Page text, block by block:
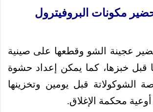
مكونات البروفيترول
عجينة الشو وقطعها على صينية
قبل خبزها، كما يمكن إعداد حشوة
الشوكولاتة قبل يومين وتخزينها
محكمة الإغلاق.